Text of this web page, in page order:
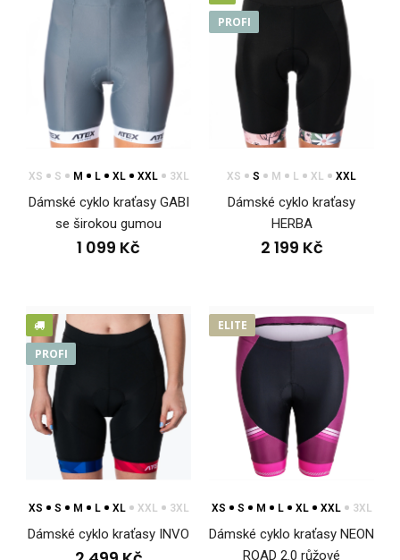
Cyklo kalhoty VISTO
Cyklo kalhoty VISTOCyklo kalhoty VISTO z výkonnostní řady
PROFI jsou navrženy tak, aby nabízel..
XS S M L XL XXL 3XL
Dámské cyklo kraťasy GABI
se širokou gumou
1 099 Kč
PROFI
XS S M L XL XXL
Dámské cyklo kraťasy
HERBA
2 199 Kč
PROFI
XS S M L XL XXL 3XL
Dámské cyklo kraťasy INVO
ELITE
XS S M L XL XXL 3XL
Dámské cyklo kraťasy NEON
ROAD 2.0 růžové